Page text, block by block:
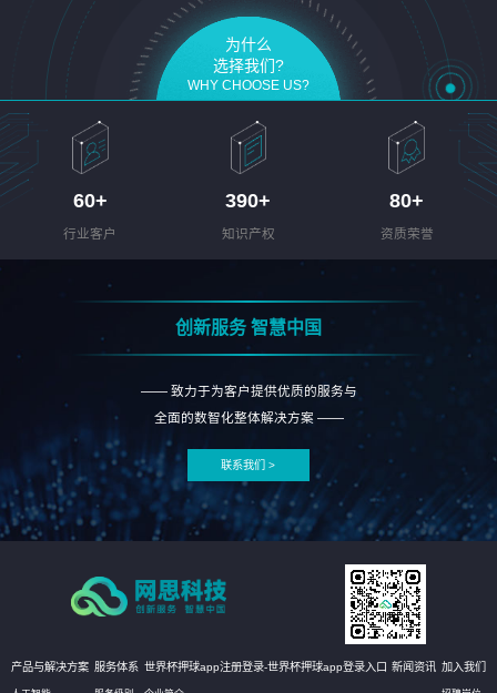
为什么
选择我们?
WHY CHOOSE US?
60+
行业客户
390+
知识产权
80+
资质荣誉
创新服务 智慧中国
—— 致力于为客户提供优质的服务与
全面的数智化整体解决方案 ——
联系我们 >
产品与解决方案 服务体系 世界杯押球app注册登录-世界杯押球app登录入口 新闻资讯 加入我们